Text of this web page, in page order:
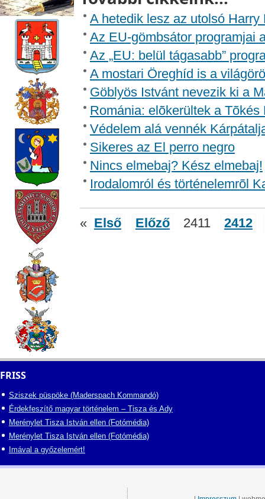
A hetedik lesz az utolsó Harry
Az EU-gömbsátor programjai
Az „EU: belül tágasabb”
A mostari Öreghíd is a
Göblyös Istvánt nevezik ki a
Románia: elõkerültek a
Védelem alá vennék
Sikeres az El perro negro
Nincs elmebaj? Kész elmebaj!
Irodalomról és történelemrõl
« Első Előző 2411 2412
FRISS
Sziszek püspöke (Maderspach Kommandó)
Érdekfeszítő magyar történelem – Tisza és Ady
Merénylet Tisza István ellen (Fotómédia)
Merénylet Tisza István ellen (Fotómédia)
Imával a győzelemért!